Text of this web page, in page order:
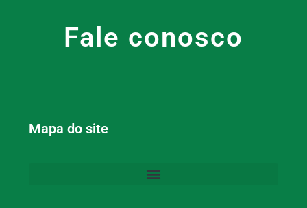
Fale conosco
Mapa do site